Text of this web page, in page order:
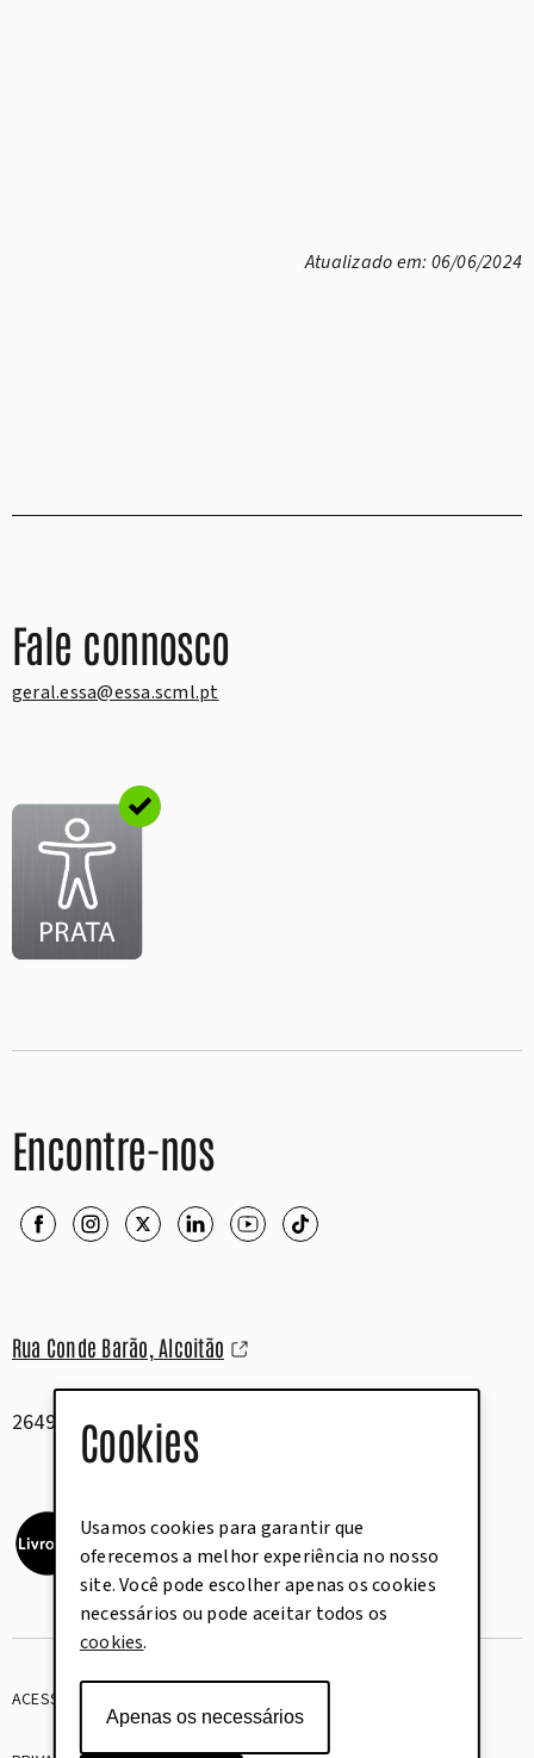
Cookies
Usamos cookies para garantir que
oferecemos a melhor experiência no nosso
site. Você pode escolher apenas os cookies
necessários ou pode aceitar todos os
cookies.
Apenas os necessários
Atualizado em: 06/06/2024
Fale connosco
geral.essa@essa.scml.pt
Encontre-nos
Rua Conde Barão, Alcoitão
2649-506 Alcabideche
ACESSIBILIDADE